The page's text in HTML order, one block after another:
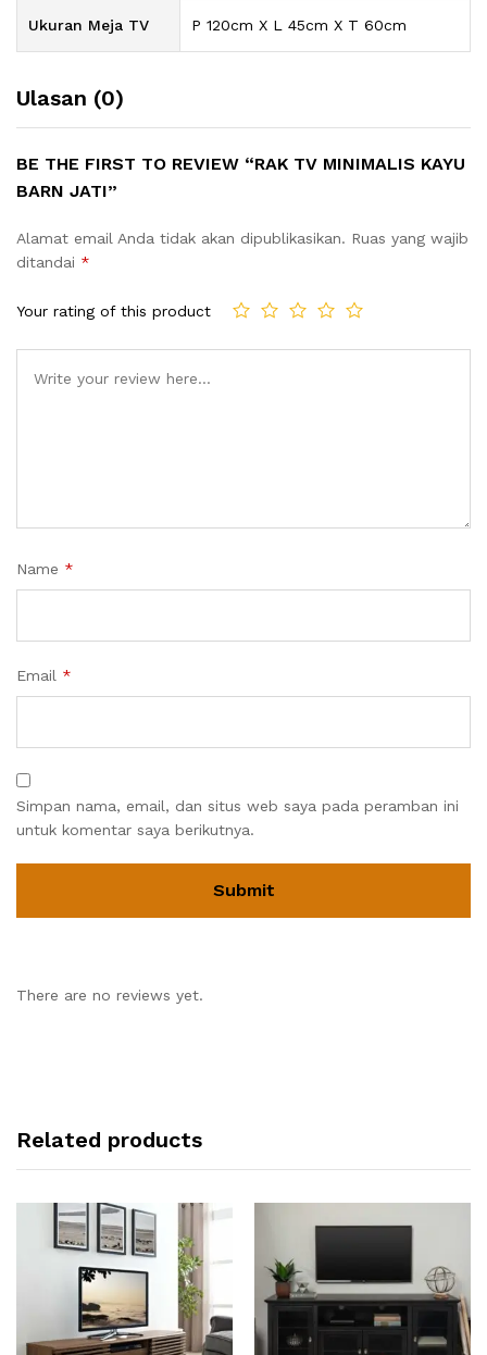
Ukuran Meja TV P 120cm X L 45cm X T 60cm
Ulasan (0)
BE THE FIRST TO REVIEW “RAK TV MINIMALIS KAYU
BARN JATI”
Alamat email Anda tidak akan dipublikasikan. Ruas yang wajib
ditandai *
Your rating of this product
Name *
Email *
Simpan nama, email, dan situs web saya pada peramban ini
untuk komentar saya berikutnya.
There are no reviews yet.
Related products